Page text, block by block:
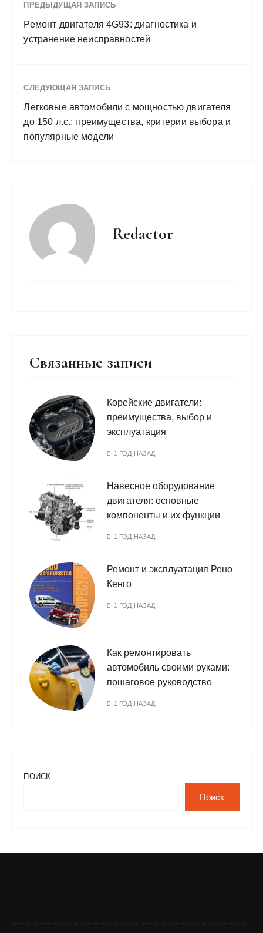
ПРЕДЫДУЩАЯ ЗАПИСЬ
Ремонт двигателя 4G93: диагностика и
устранение неисправностей
СЛЕДУЮЩАЯ ЗАПИСЬ
Легковые автомобили с мощностью двигателя
до 150 л.с.: преимущества, критерии выбора и
популярные модели
Redactor
Связанные записи
Корейские двигатели:
преимущества, выбор и
эксплуатация
1 ГОД НАЗАД
Навесное оборудование
двигателя: основные
компоненты и их функции
1 ГОД НАЗАД
Ремонт и эксплуатация Рено
Кенго
1 ГОД НАЗАД
Как ремонтировать
автомобиль своими руками:
пошаговое руководство
1 ГОД НАЗАД
ПОИСК
Поиск